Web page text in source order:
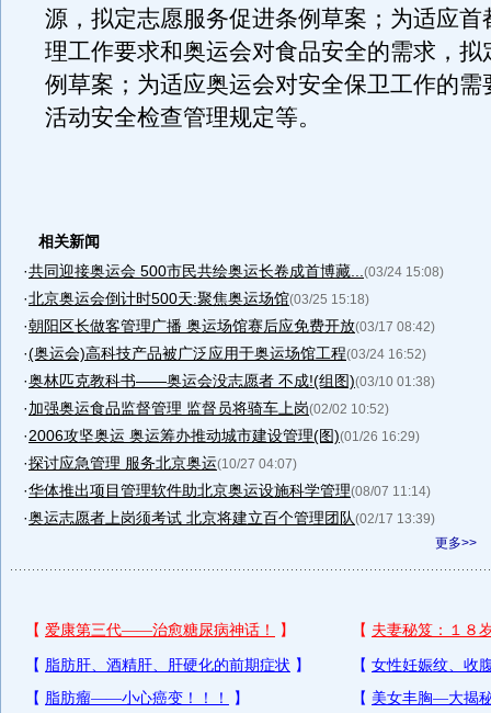
源，拟定志愿服务促进条例草案；为适应首
理工作要求和奥运会对食品安全的需求，拟
例草案；为适应奥运会对安全保卫工作的需
活动安全检查管理规定等。
相关新闻
·共同迎接奥运会 500市民共绘奥运长卷成首博藏... (03/24 15:08)
·北京奥运会倒计时500天:聚焦奥运场馆(03/25 15:18)
·朝阳区长做客管理广播 奥运场馆赛后应免费开放(03/17 08:42)
·(奥运会)高科技产品被广泛应用于奥运场馆工程(03/24 16:52)
·奥林匹克教科书——奥运会没志愿者 不成!(组图)(03/10 01:38)
·加强奥运食品监督管理 监督员将骑车上岗(02/02 10:52)
·2006攻坚奥运 奥运筹办推动城市建设管理(图)(01/26 16:29)
·探讨应急管理 服务北京奥运(10/27 04:07)
·华体推出项目管理软件助北京奥运设施科学管理(08/07 11:14)
·奥运志愿者上岗须考试 北京将建立百个管理团队(02/17 13:39)
更多>>